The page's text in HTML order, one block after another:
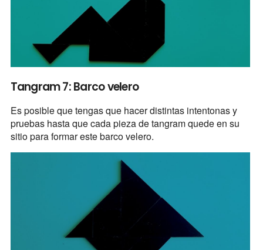
Tangram 7: Barco velero
Es posible que tengas que hacer distintas intentonas y
pruebas hasta que cada pieza de tangram quede en su
sitio para formar este barco velero.